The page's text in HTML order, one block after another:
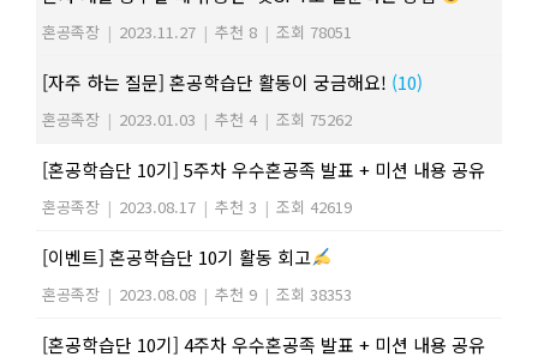
혼공족장 | 2023.11.27 | 추천 8 | 조회 78051
[자주 하는 질문] 혼공학습단 활동이 궁금해요! (10)
혼공족장 | 2023.01.03 | 추천 4 | 조회 75262
[혼공학습단 10기] 5주차 우수혼공족 발표 + 미션 내용 공유
혼공족장 | 2023.08.17 | 추천 3 | 조회 42619
[이벤트] 혼공학습단 10기 활동 회고
혼공족장 | 2023.08.08 | 추천 9 | 조회 38353
[혼공학습단 10기] 4주차 우수혼공족 발표 + 미션 내용 공유